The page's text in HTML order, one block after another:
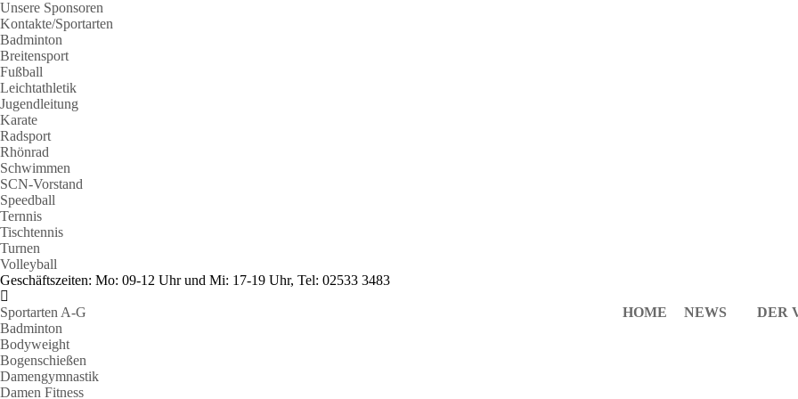
Unsere Sponsoren
Kontakte/Sportarten
Badminton
Breitensport
Fußball
Leichtathletik
Jugendleitung
Karate
Radsport
Rhönrad
Schwimmen
SCN-Vorstand
Speedball
Ternnis
Tischtennis
Turnen
Volleyball
Geschäftszeiten: Mo: 09-12 Uhr und Mi: 17-19 Uhr, Tel: 02533 3483
HOME NEWS DER
Sportarten A-G
Badminton
Bodyweight
Bogenschießen
Damengymnastik
Damen Fitness